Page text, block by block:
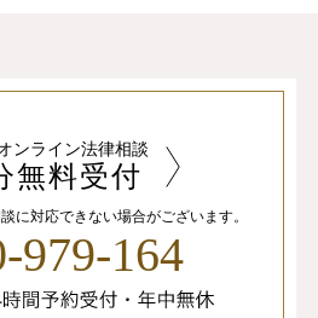
ンライン法律相談
無料受付
に対応できない場合がございます。
979-164